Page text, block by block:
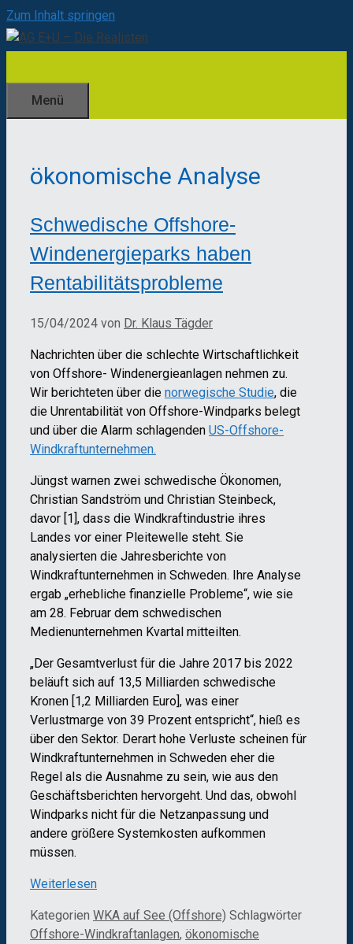
Zum Inhalt springen
Menü
ökonomische Analyse
Schwedische Offshore-
Windenergieparks haben
Rentabilitätsprobleme
15/04/2024 von Dr. Klaus Tägder
Nachrichten über die schlechte Wirtschaftlichkeit
von Offshore- Windenergieanlagen nehmen zu.
Wir berichteten über die norwegische Studie, die
die Unrentabilität von Offshore-Windparks belegt
und über die Alarm schlagenden US-Offshore-
Windkraftunternehmen.
Jüngst warnen zwei schwedische Ökonomen,
Christian Sandström und Christian Steinbeck,
davor [1], dass die Windkraftindustrie ihres
Landes vor einer Pleitewelle steht. Sie
analysierten die Jahresberichte von
Windkraftunternehmen in Schweden. Ihre Analyse
ergab „erhebliche finanzielle Probleme“, wie sie
am 28. Februar dem schwedischen
Medienunternehmen Kvartal mitteilten.
„Der Gesamtverlust für die Jahre 2017 bis 2022
beläuft sich auf 13,5 Milliarden schwedische
Kronen [1,2 Milliarden Euro], was einer
Verlustmarge von 39 Prozent entspricht“, hieß es
über den Sektor. Derart hohe Verluste scheinen für
Windkraftunternehmen in Schweden eher die
Regel als die Ausnahme zu sein, wie aus den
Geschäftsberichten hervorgeht. Und das, obwohl
Windparks nicht für die Netzanpassung und
andere größere Systemkosten aufkommen
müssen.
Weiterlesen
Kategorien WKA auf See (Offshore) Schlagwörter
Offshore-Windkraftanlagen, ökonomische